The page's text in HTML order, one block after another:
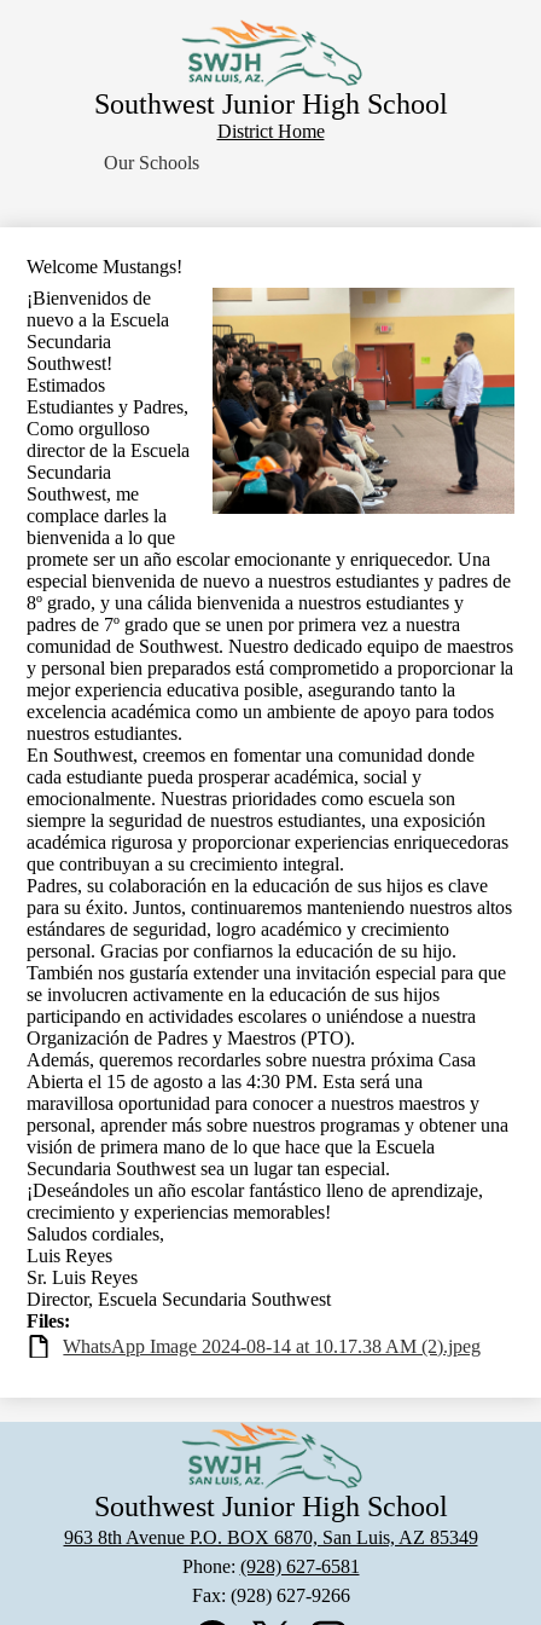
to
main
content
Southwest Junior High School
Home
Button
District Home
Our Schools
School Resources
Contact Us
Search
Welcome Mustangs!
¡Bienvenidos de
nuevo a la Escuela
Secundaria
Southwest!
Estimados
Estudiantes y Padres,
Como orgulloso
director de la Escuela
Secundaria
Southwest, me
complace darles la
bienvenida a lo que
promete ser un año escolar emocionante y enriquecedor. Una
especial bienvenida de nuevo a nuestros estudiantes y padres de
8º grado, y una cálida bienvenida a nuestros estudiantes y
padres de 7º grado que se unen por primera vez a nuestra
comunidad de Southwest. Nuestro dedicado equipo de maestros
y personal bien preparados está comprometido a proporcionar la
mejor experiencia educativa posible, asegurando tanto la
excelencia académica como un ambiente de apoyo para todos
nuestros estudiantes.
En Southwest, creemos en fomentar una comunidad donde
cada estudiante pueda prosperar académica, social y
emocionalmente. Nuestras prioridades como escuela son
siempre la seguridad de nuestros estudiantes, una exposición
académica rigurosa y proporcionar experiencias enriquecedoras
que contribuyan a su crecimiento integral.
Padres, su colaboración en la educación de sus hijos es clave
para su éxito. Juntos, continuaremos manteniendo nuestros altos
estándares de seguridad, logro académico y crecimiento
personal. Gracias por confiarnos la educación de su hijo.
También nos gustaría extender una invitación especial para que
se involucren activamente en la educación de sus hijos
participando en actividades escolares o uniéndose a nuestra
Organización de Padres y Maestros (PTO).
Además, queremos recordarles sobre nuestra próxima Casa
Abierta el 15 de agosto a las 4:30 PM. Esta será una
maravillosa oportunidad para conocer a nuestros maestros y
personal, aprender más sobre nuestros programas y obtener una
visión de primera mano de lo que hace que la Escuela
Secundaria Southwest sea un lugar tan especial.
¡Deseándoles un año escolar fantástico lleno de aprendizaje,
crecimiento y experiencias memorables!
Saludos cordiales,
Luis Reyes
Sr. Luis Reyes
Director, Escuela Secundaria Southwest
Files:
WhatsApp Image 2024-08-14 at 10.17.38 AM (2).jpeg
Southwest Junior High School
963 8th Avenue P.O. BOX 6870, San Luis, AZ 85349
Phone: (928) 627-6581
Fax: (928) 627-9266